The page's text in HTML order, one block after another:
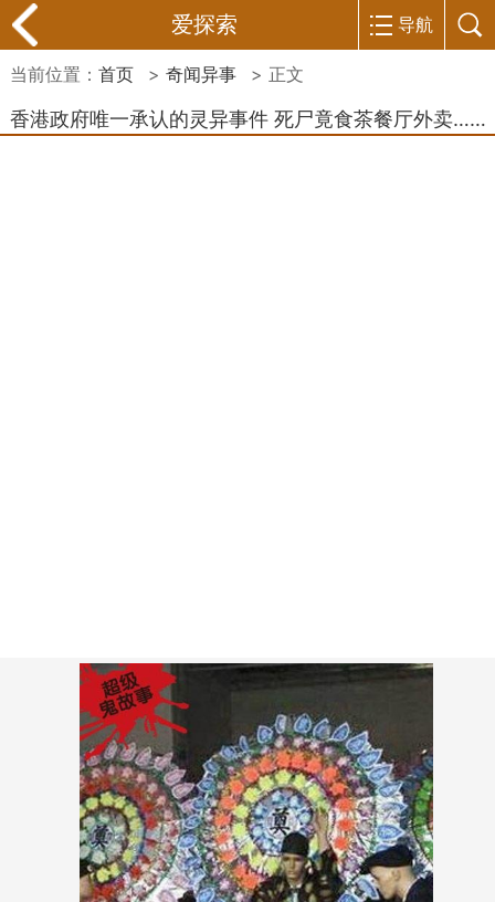
爱探索 导航
当前位置： 首页 > 奇闻异事 > 正文
香港政府唯一承认的灵异事件 死尸竟食茶餐厅外卖……